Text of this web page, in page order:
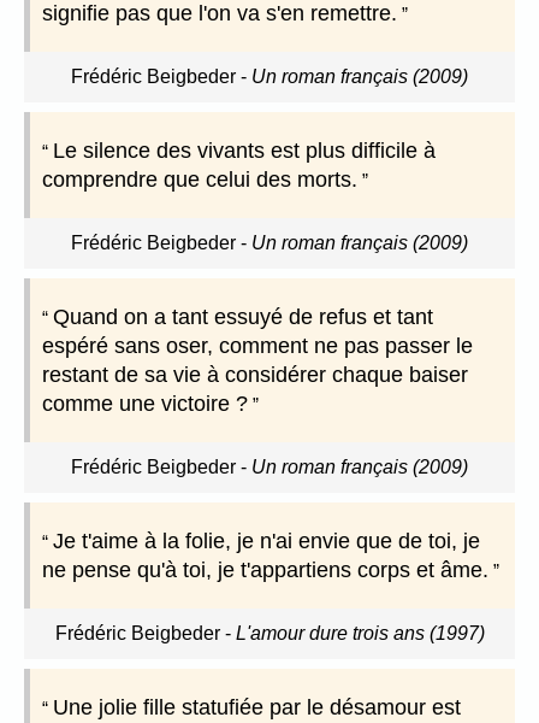
signifie pas que l'on va s'en remettre.
Frédéric Beigbeder - Un roman français (2009)
Le silence des vivants est plus difficile à
comprendre que celui des morts.
Frédéric Beigbeder - Un roman français (2009)
Quand on a tant essuyé de refus et tant
espéré sans oser, comment ne pas passer le
restant de sa vie à considérer chaque baiser
comme une victoire ?
Frédéric Beigbeder - Un roman français (2009)
Je t'aime à la folie, je n'ai envie que de toi, je
ne pense qu'à toi, je t'appartiens corps et âme.
Frédéric Beigbeder- L'amour dure trois ans (1997)
Une jolie fille statufiée par le désamour est